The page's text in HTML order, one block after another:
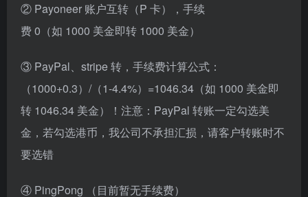
② Payoneer 账户互转（P 卡），手续
费 0（如 1000 美金即转 1000 美金）
③ PayPal、stripe 转，手续费计算公式：
（1000+0.3）/（1-4.4%）=1046.34（如 1000 美金即
转 1046.34 美金）！注意：PayPal 转账一定勾选美
金，若勾选港币，我公司不承担汇损，请客户转账时不
要选错
④ PingPong （目前暂无手续费）